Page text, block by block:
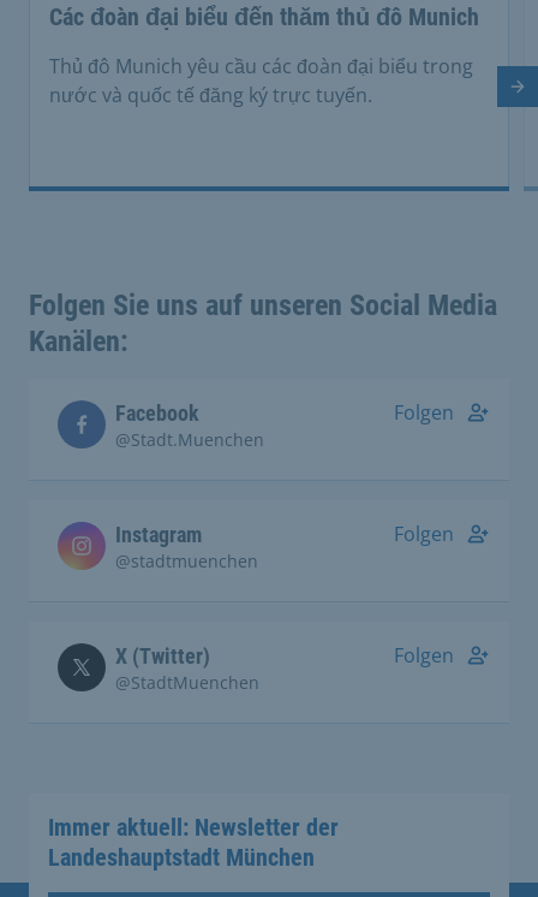
Các đoàn đại biểu đến thăm thủ đô Munich
Thủ đô Munich yêu cầu các đoàn đại biểu trong
nước và quốc tế đăng ký trực tuyến.
Folgen Sie uns auf unseren Social Media
Kanälen:
Facebook
@Stadt.Muenchen
Folgen
Instagram
@stadtmuenchen
Folgen
X (Twitter)
@StadtMuenchen
Folgen
Immer aktuell: Newsletter der
Landeshauptstadt München